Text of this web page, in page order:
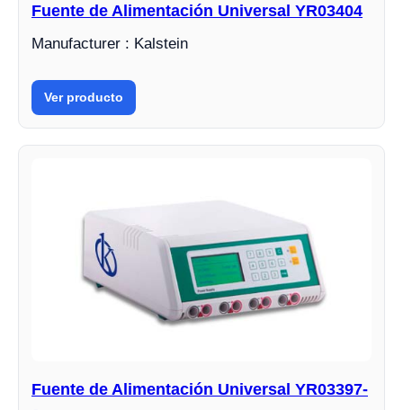
Fuente de Alimentación Universal YR03404
Manufacturer : Kalstein
Ver producto
Fuente de Alimentación Universal YR03397-